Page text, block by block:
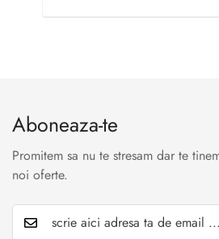
Aboneaza-te
Promitem sa nu te stresam dar te
noi oferte.